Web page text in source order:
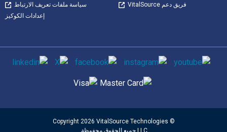
فريق دعم VitalSource
سياسة ملفات تعريف الارتباط
إعدادات الكوكيز
وسائل التواصل الاجتماعي
© Copyright 2026 VitalSource Technologies
LLC جميع الحقوق محفوظة.